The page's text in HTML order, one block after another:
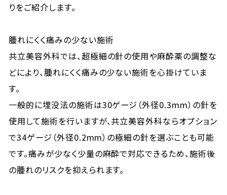
りをご紹介します。
腫れにくく痛みの少ない施術
共立美容外科では、超極細の針の使用や麻酔薬の調整な
どにより、腫れにくく痛みの少ない施術を心掛けていま
す。
一般的に埋没法の施術は30ゲージ（外径0.3mm）の針を
使用して施術を行いますが、共立美容外科ならオプション
で34ゲージ（外径0.2mm）の極細の針を選ぶことも可能
です。痛みが少なく少量の麻酔で対応できるため、施術後
の腫れのリスクを抑えられます。